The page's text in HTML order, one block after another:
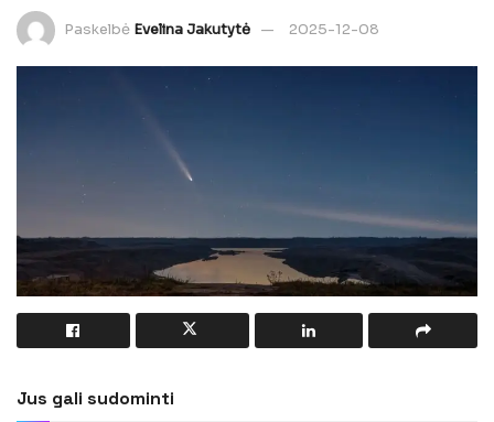
Paskelbė Evelina Jakutytė 2025-12-08
Jus gali sudominti